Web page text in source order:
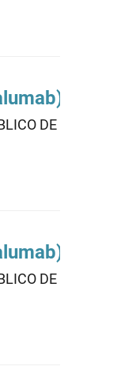
DE
DE